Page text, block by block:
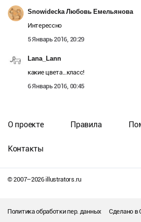
Snowidecka Любовь Емельянова
Интерессно
5 Январь 2016, 20:29
Lana_Lann
какие цвета...класс!
6 Январь 2016, 00:45
© 2007–2026illustrators.ru
О проекте Правила
Контакты
Политика обработки пер. данных Сделано в